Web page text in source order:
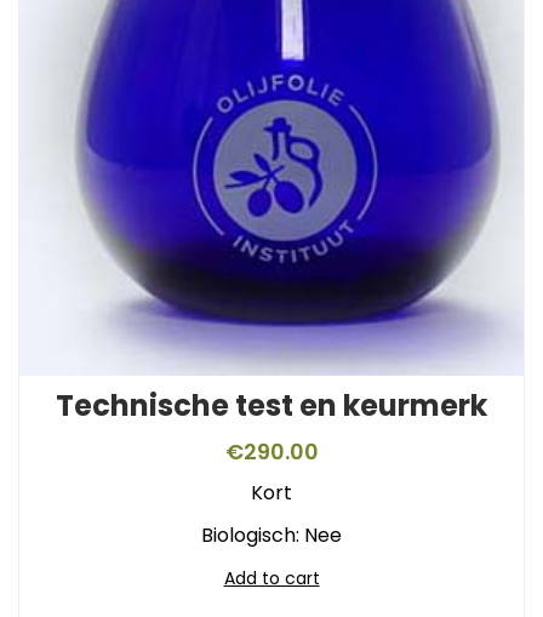
Technische test en keurmerk
€290.00
Kort
Biologisch: Nee
Add to cart